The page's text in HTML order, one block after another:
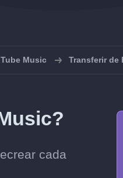
Music Transferir de
cada